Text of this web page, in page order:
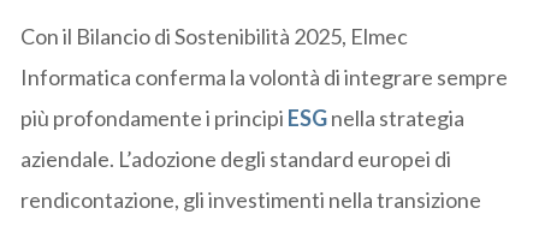
Con il Bilancio di Sostenibilità 2025, Elmec
Informatica conferma la volontà di integrare sempre
più profondamente i principi ESGnella strategia
aziendale. L’adozione degli standard europei di
rendicontazione, gli investimenti nella transizione